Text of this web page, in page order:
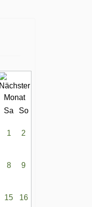
Sa So
1 2
8 9
15 16